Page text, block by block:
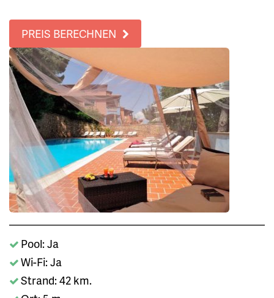
PREIS BERECHNEN
Pool: Ja
Wi-Fi: Ja
Strand: 42 km.